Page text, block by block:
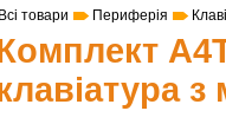
Всі товари Периферія